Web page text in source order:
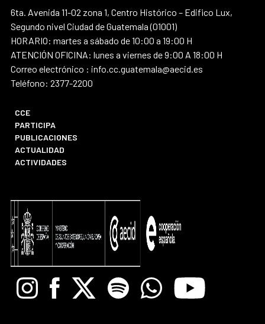
6ta. Avenida 11-02 zona 1, Centro Histórico – Edifico Lux,
Segundo nivel Ciudad de Guatemala (01001)
HORARIO: martes a sábado de 10:00 a 19:00 H
ATENCIÓN OFICINA: lunes a viernes de 9:00 A 18:00 H
Correo electrónico : info.cc.guatemala@aecid.es
Teléfono: 2377-2200
CCE
PARTICIPA
PUBLICACIONES
ACTUALIDAD
ACTIVIDADES
InstagramFacebook
X Spotify WhatsappYoutube